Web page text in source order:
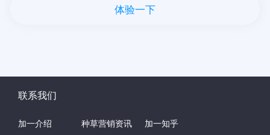
体验一下
联系我们
加一介绍 种草营销资讯 加一知乎